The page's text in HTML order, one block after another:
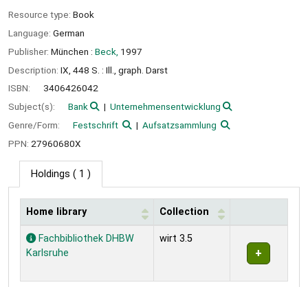
Resource type: Book
Language: German
Publisher: München : Beck, 1997
Description: IX, 448 S. : Ill., graph. Darst
ISBN:
3406426042
Subject(s):
Bank
Unternehmensentwicklung
Genre/Form:
Festschrift
Aufsatzsammlung
PPN: 27960680X
Holdings ( 1 )
Holdings
Home library Collection
Fachbibliothek DHBW
Karlsruhe
wirt 3.5